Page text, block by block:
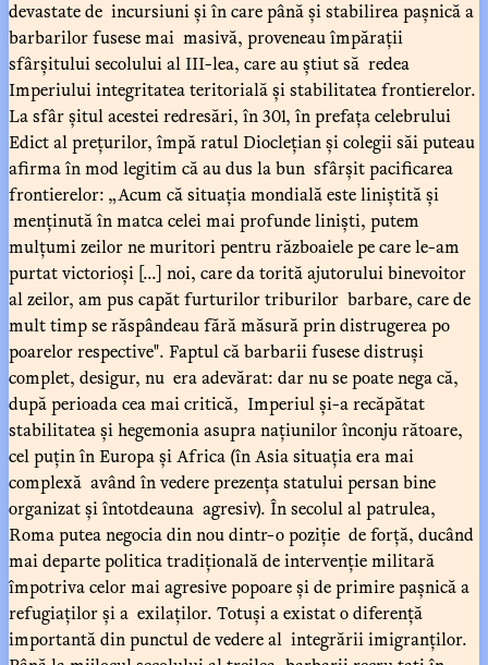
devastate de incursiuni și în care până și stabilirea pașnică a
barbarilor fusese mai masivă, proveneau împărații
sfârșitului secolului al III-lea, care au știut să redea
Imperiului integritatea teritorială și stabilitatea frontierelor.
La sfâr șitul acestei redresări, în 301, în prefața celebrului
Edict al prețurilor, împă ratul Dioclețian și colegii săi puteau
afirma în mod legitim că au dus la bun sfârșit pacificarea
frontierelor: „Acum că situația mondială este liniștită și
menținută în matca celei mai profunde liniști, putem
mulțumi zeilor ne muritori pentru războaiele pe care le-am
purtat victorioși [...] noi, care da torită ajutorului binevoitor
al zeilor, am pus capăt furturilor triburilor barbare, care de
mult timp se răspândeau fără măsură prin distrugerea po
poarelor respective". Faptul că barbarii fusese distruși
complet, desigur, nu era adevărat: dar nu se poate nega că,
după perioada cea mai critică, Imperiul și-a recăpătat
stabilitatea și hegemonia asupra națiunilor înconju rătoare,
cel puțin în Europa și Africa (în Asia situația era mai
complexă având în vedere prezența statului persan bine
organizat și întotdeauna agresiv). În secolul al patrulea,
Roma putea negocia din nou dintr-o poziție de forță, ducând
mai departe politica tradițională de intervenție militară
împotriva celor mai agresive popoare și de primire pașnică a
refugiaților și a exilaților. Totuși a existat o diferență
importantă din punctul de vedere al integrării imigranților.